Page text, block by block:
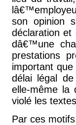
son opinion
déclaration et
dâ€™une
prestations
important
délai légal
elle-même la
violé les
Par ces